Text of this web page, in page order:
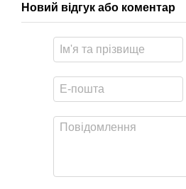
Новий відгук або коментар